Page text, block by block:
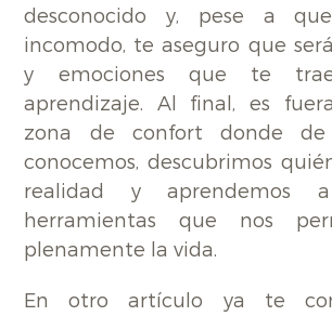
desconocido y, pese a
incomodo, te aseguro que
y emociones que te
aprendizaje. Al final, es
zona de confort donde de
conocemos, descubrimos
realidad y aprendemos
herramientas que nos
plenamente la vida.
En otro artículo ya te